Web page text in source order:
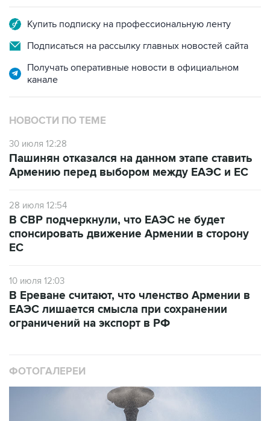
Купить подписку на профессиональную ленту
Подписаться на рассылку главных новостей сайта
Получать оперативные новости в официальном
канале
НОВОСТИ ПО ТЕМЕ
30 июля 12:28
Пашинян отказался на данном этапе ставить
Армению перед выбором между ЕАЭС и ЕС
28 июля 12:54
В СВР подчеркнули, что ЕАЭС не будет
спонсировать движение Армении в сторону
ЕС
10 июля 12:03
В Ереване считают, что членство Армении в
ЕАЭС лишается смысла при сохранении
ограничений на экспорт в РФ
ФОТОГАЛЕРЕИ